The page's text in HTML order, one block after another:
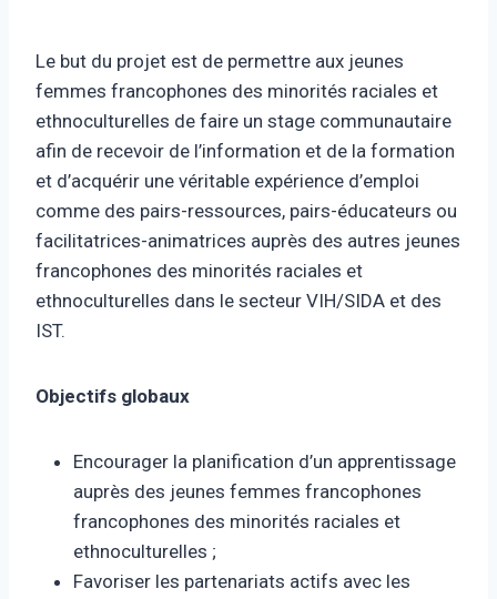
Le but du projet est de permettre aux jeunes
femmes francophones des minorités raciales et
ethnoculturelles de faire un stage communautaire
afin de recevoir de l’information et de la formation
et d’acquérir une véritable expérience d’emploi
comme des pairs-ressources, pairs-éducateurs ou
facilitatrices-animatrices auprès des autres jeunes
francophones des minorités raciales et
ethnoculturelles dans le secteur VIH/SIDA et des
IST.
Objectifs globaux
Encourager la planification d’un apprentissage
auprès des jeunes femmes francophones
francophones des minorités raciales et
ethnoculturelles ;
Favoriser les partenariats actifs avec les